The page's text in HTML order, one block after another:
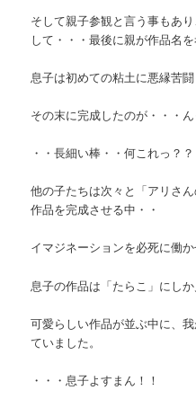
そして親子参観と言う事もあ
して・・・最後に親が作品名
息子は初めての粘土に悪縁苦闘
その末に完成したのが・・・ん
・・長細い棒・・何これっ？？
他の子たちは次々と「アリさ
作品を完成させる中・・
イマジネーションを必死に働
息子の作品は「たらこ」にし
可愛らしい作品が並ぶ中に、
ていました。
・・・息子よすまん！！